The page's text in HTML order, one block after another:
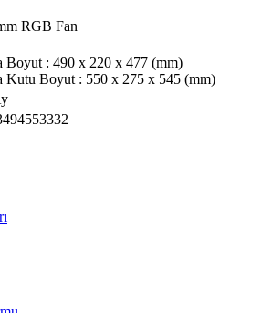
RGB Fan
Boyut : 490 x 220 x 477 (mm)
Kutu Boyut : 550 x 275 x 545 (mm)